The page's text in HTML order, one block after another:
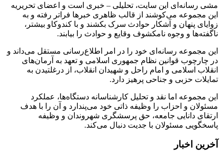
مشی رسانه‌ای این سایت، تحلیلی – خبری است و اعضای تحریریه
این مجموعه می‌کوشند از قالب ظاهری خبرها فراتر رفته و به
زوایای پنهان و آشکار حوادث سرک بکشند و با کندوکاو بیشتر،
ناگفته‌ها و وجوه نامکشوف وقایع و حوادث را بیابند.
این مجموعه رسانه‌ای خود را در امر اطلاع‌رسانی مستقل می‌داند و
در چارچوب قوانین نظام جمهوری اسلامی و تعهد به آرمان‌های
انقلاب اسلامی و امام راحل و شهیدان انقلاب، از درغلتیدن به
تمایلات حزبی و جناحی پرهیز دارد.
این مجموعه اما نقد و تحلیل کارشناسانه دستگاه‌ها، عملکرد
مسئولان و احزاب را وظیفه ذاتی خود می‌پندارد و آن را با هدف
ارتقای دانایی جامعه، حق پرسشگری شهروندان و وظیفه
پاسخگویی مسئولان با جدیت دنبال می‌کند.
آخرین اخبار